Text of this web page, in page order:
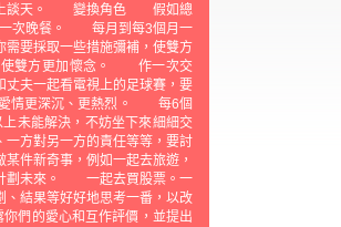
床上談天。 變換角色 假如總
一次晚餐。 每月到每3個月一
要採取一些措施彌補，使雙方
使雙方更加懷念。 作一次交
夫一起看電視上的足球賽，要
愛情更深沉、更熱烈。 每6個
能解決，不妨坐下來細細交
方對另一方的責任等等，要討
新奇事，例如一起去旅遊，
劃未來。 一起去買股票。一
結果等好好地思考一番，以改
們的愛心和互作評價，並提出